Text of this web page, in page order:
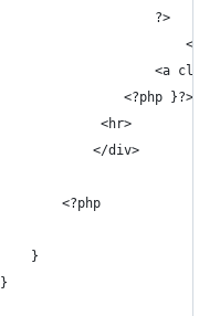
?>
<br>
<a
<?php }?>
<hr>
</div>
<?php
}